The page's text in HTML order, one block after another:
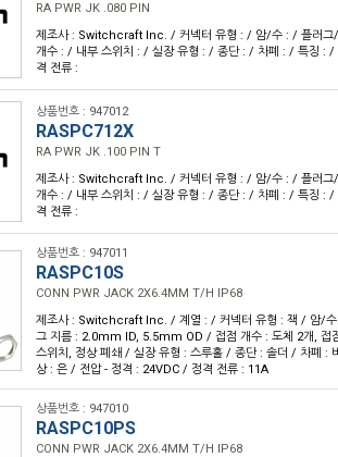
RA PWR JK .080 PIN
제조사 : Switchcraft Inc. / 커넥터 유형 : / 암/수 : / 플러그/
개수 : / 내부 스위치 : / 실장 유형 : / 종단 : / 차폐 : / 특징 :
격 전류 :
상품번호 : 947012
RASPC712X
RA PWR JK .100 PIN T
제조사 : Switchcraft Inc. / 커넥터 유형 : / 암/수 : / 플러그/
개수 : / 내부 스위치 : / 실장 유형 : / 종단 : / 차폐 : / 특징 :
격 전류 :
상품번호 : 947011
RASPC10S
CONN PWR JACK 2X6.4MM T/H IP68
제조사 : Switchcraft Inc. / 계열 : / 커넥터 유형 : 잭 / 암/수
그 지름 : 2.0mm ID, 5.5mm OD / 접점 개수 : 도체 2개, 접
스위치, 정상 폐쇄 / 실장 유형 : 스루홀 / 종단 : 솔더 / 차폐 :
상 : 은 / 전압 - 정격 : 24VDC / 정격 전류 : 11A
상품번호 : 947010
RASPC10PS
CONN PWR JACK 2X6.4MM T/H IP68